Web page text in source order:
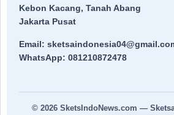
Kebon Kacang, Tanah Abang
Jakarta Pusat
Email:
WhatsApp: 081210872478
© 2026 SketsIndoNews.com —